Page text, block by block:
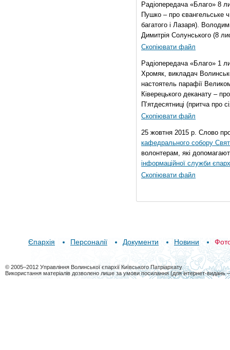
Радіопередача «Благо» 8
Пушко – про євангельське
багатого і Лазаря).
Димитрія Солунського (8
Скопіювати файл
Радіопередача «Благо» 1
Хромяк, викладач
настоятель парафії
Ківерецького деканату –
П’ятдесятниці (притча про
Скопіювати файл
25 жовтня 2015 р. Слово
кафедрального собору
волонтерам, які
інформаційної служби
Скопіювати файл
Єпархія Персоналії Документи Новини
© 2005–2012 Управління Волинської єпархії Київського Патріархату
Використання матеріалів дозволено лише за умови посилання (для інтернет-видань